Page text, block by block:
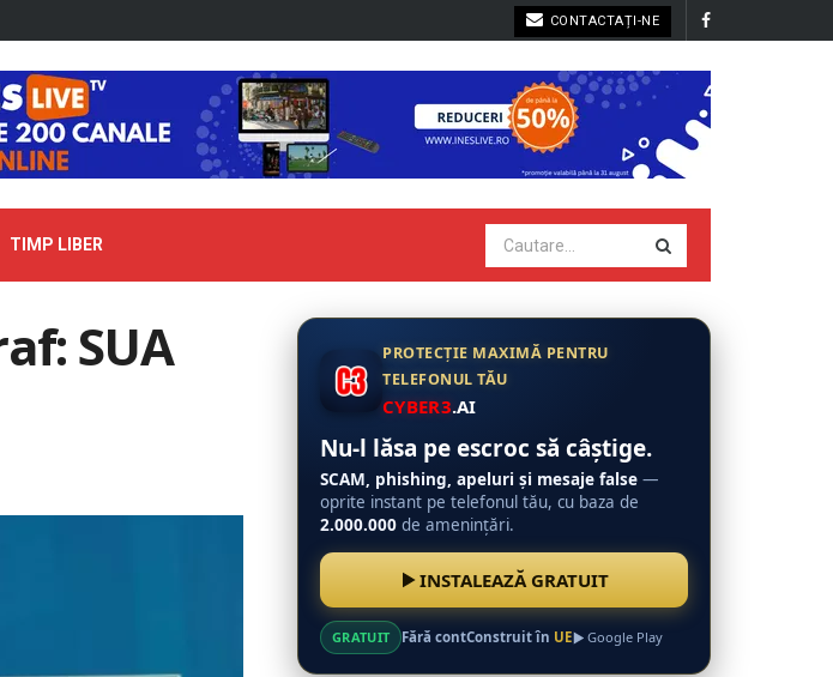
CONTACTAȚI-NE
TIMP LIBER
SUA
PROTECȚIE MAXIMĂ PENTRU
TELEFONUL TĂU
CYBER3.AI
Nu-l lăsa pe escroc să câștige.
SCAM, phishing, apeluri și mesaje false —
oprite instant pe telefonul tău, cu baza de
2.000.000 de amenințări.
INSTALEAZĂ GRATUIT
GRATUIT Fără contConstruit în UE Google Play